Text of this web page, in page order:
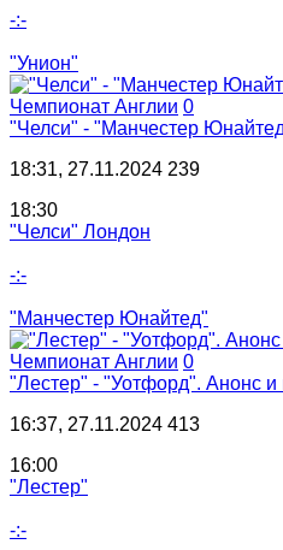
-:-
"Унион"
Чемпионат Англии 0
"Челси" - "Манчестер
18:31, 27.11.2024 239
18:30
"Челси" Лондон
-:-
"Манчестер Юнайтед"
Чемпионат Англии 0
"Лестер" - "Уотфорд". Анонс и
16:37, 27.11.2024 413
16:00
"Лестер"
-:-